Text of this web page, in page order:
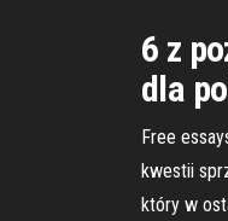
6 z
dla
Free
kwestii
który w